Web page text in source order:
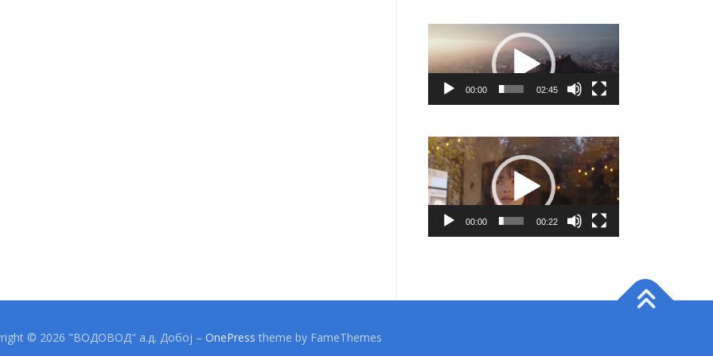
Player
00:00 02:45
Video
Player
00:00 00:22
© 2026 "ВОДОВОД" а.д. Добој – OnePress theme by FameThemes